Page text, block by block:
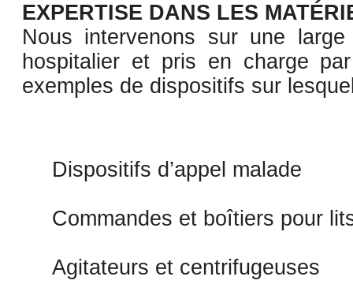
EXPERTISE DANS LES
Nous intervenons sur une large
hospitalier et pris en charge
exemples de dispositifs sur
Dispositifs d’appel malade
Commandes et boîtiers pour
Agitateurs et centrifugeuses